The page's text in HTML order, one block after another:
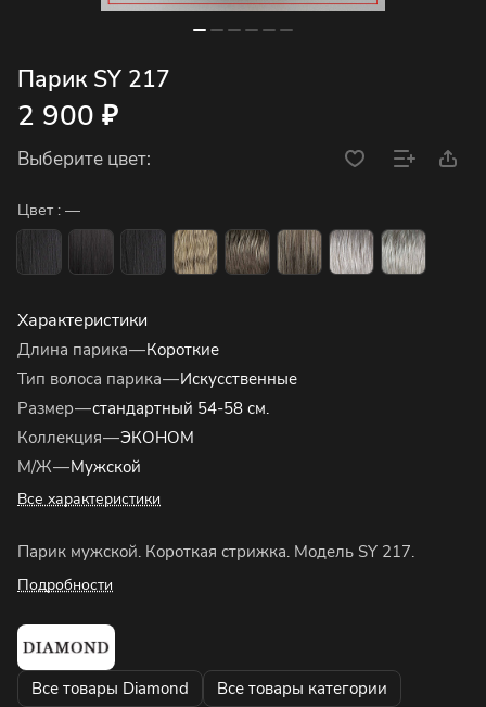
Парик SY 217
2 900 ₽
Выберите цвет:
Цвет : —
Характеристики
Длина парика—Короткие
Тип волоса парика—Искусственные
Размер—стандартный 54-58 см.
Коллекция—ЭКОНОМ
М/Ж—Мужской
Все характеристики
Парик мужской. Короткая стрижка. Модель SY 217.
Подробности
Все товары Diamond Все товары категории